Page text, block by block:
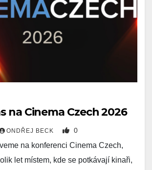
na Cinema Czech 2026
ONDŘEJ BECK 0
na konferenci Cinema Czech,
let místem, kde se potkávají kinaři,